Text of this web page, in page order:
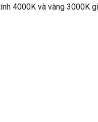
4000K và vàng 3000K